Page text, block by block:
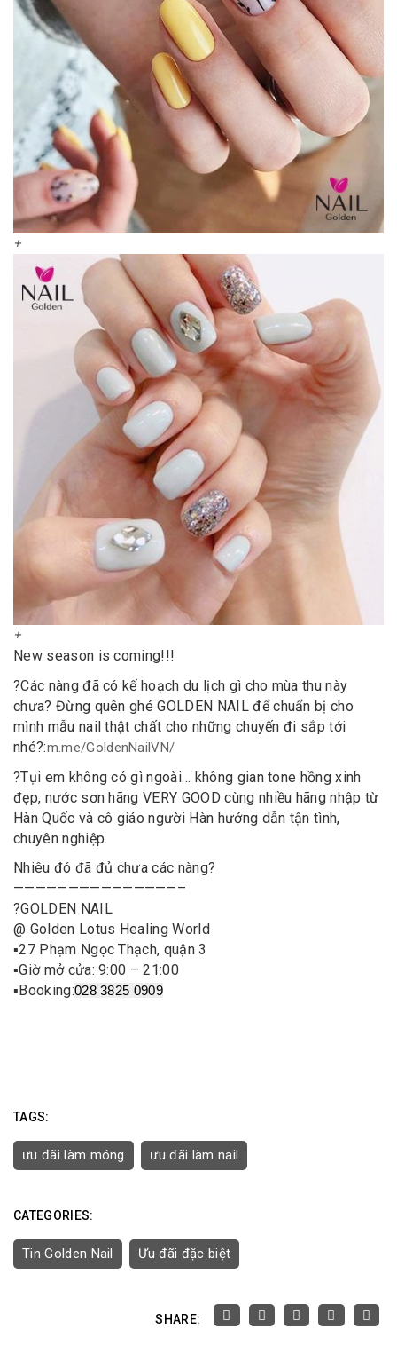
New season is coming!!!
?Các nàng đã có kế hoạch du lịch gì cho mùa thu này
chưa? Đừng quên ghé GOLDEN NAIL để chuẩn bị cho
mình mẫu nail thật chất cho những chuyến đi sắp tới
nhé?:m.me/GoldenNailVN/
?Tụi em không có gì ngoài… không gian tone hồng xinh
đẹp, nước sơn hãng VERY GOOD cùng nhiều hãng nhập từ
Hàn Quốc và cô giáo người Hàn hướng dẫn tận tình,
chuyên nghiệp.
Nhiêu đó đã đủ chưa các nàng?
———————————————–
?GOLDEN NAIL
@ Golden Lotus Healing World
▪️27 Phạm Ngọc Thạch, quận 3
▪️Giờ mở cửa: 9:00 – 21:00
▪️ Booking:028 3825 0909
TAGS:
ưu đãi làm móng ưu đãi làm nail
CATEGORIES:
Tin Golden Nail Ưu đãi đặc biệt
SHARE: